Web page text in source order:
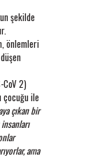
şekilde
önlemleri
CoV 2)
çocuğu ile
çıkan bir
ama